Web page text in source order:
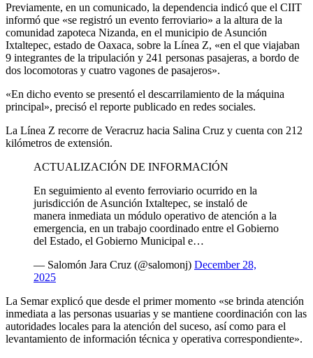
Previamente, en un comunicado, la dependencia indicó que el CIIT
informó que «se registró un evento ferroviario» a la altura de la
comunidad zapoteca Nizanda, en el municipio de Asunción
Ixtaltepec, estado de Oaxaca, sobre la Línea Z, «en el que viajaban
9 integrantes de la tripulación y 241 personas pasajeras, a bordo de
dos locomotoras y cuatro vagones de pasajeros».
«En dicho evento se presentó el descarrilamiento de la máquina
principal», precisó el reporte publicado en redes sociales.
La Línea Z recorre de Veracruz hacia Salina Cruz y cuenta con 212
kilómetros de extensión.
ACTUALIZACIÓN DE INFORMACIÓN
En seguimiento al evento ferroviario ocurrido en la
jurisdicción de Asunción Ixtaltepec, se instaló de
manera inmediata un módulo operativo de atención a la
emergencia, en un trabajo coordinado entre el Gobierno
del Estado, el Gobierno Municipal e…
— Salomón Jara Cruz (@salomonj) December 28,
2025
La Semar explicó que desde el primer momento «se brinda atención
inmediata a las personas usuarias y se mantiene coordinación con las
autoridades locales para la atención del suceso, así como para el
levantamiento de información técnica y operativa correspondiente».